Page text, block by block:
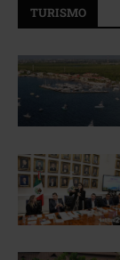
TURISMO